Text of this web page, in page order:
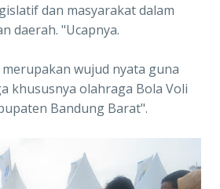
dan masyarakat dalam
daerah. "Ucapnya.
merupakan wujud nyata guna
khususnya olahraga Bola Voli
Bandung Barat".